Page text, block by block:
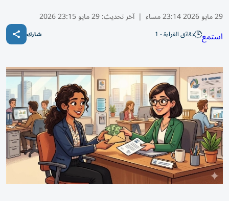
29 مايو 2026 23:14 مساء | آخر تحديث:29 مايو 23:15 2026
استمع دقائق القراءة - 1 شارك